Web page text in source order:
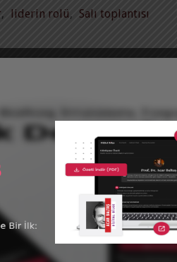
, liderin rolü, Salı toplantısı
VE PROF. DR. BÜLENT
SUNUŞUYLA YAYINLANDI
|Haz 28, 2016
23. İNSAN YÖNETIMI
KARARLAR
|Kas 16, 2015